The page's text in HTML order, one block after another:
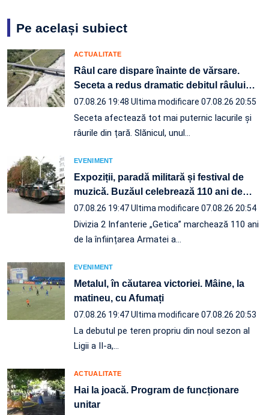
Pe același subiect
ACTUALITATE
Râul care dispare înainte de vărsare.
Seceta a redus dramatic debitul râului…
07.08.26 19:48 Ultima modificare 07.08.26 20:55
Seceta afectează tot mai puternic lacurile și
râurile din țară. Slănicul, unul…
EVENIMENT
Expoziții, paradă militară și festival de
muzică. Buzăul celebrează 110 ani de…
07.08.26 19:47Ultima modificare 07.08.26 20:54
Divizia 2 Infanterie „Getica” marchează 110 ani
de la înființarea Armatei a…
EVENIMENT
Metalul, în căutarea victoriei. Mâine, la
matineu, cu Afumați
07.08.26 19:47Ultima modificare 07.08.26 20:53
La debutul pe teren propriu din noul sezon al
Ligii a II-a,…
ACTUALITATE
Hai la joacă. Program de funcționare
unitar